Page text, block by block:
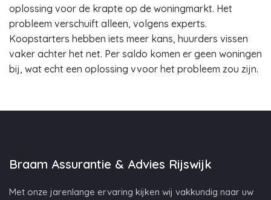
oplossing voor de krapte op de woningmarkt. Het
probleem verschuift alleen, volgens experts.
Koopstarters hebben iets meer kans, huurders vissen
vaker achter het net. Per saldo komen er geen woningen
bij, wat echt een oplossing vvoor het probleem zou zijn.
Braam Assurantie & Advies Rijswijk
Met onze jarenlange ervaring kijken wij vakkundig naar uw